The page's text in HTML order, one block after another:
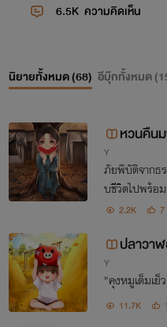
6.5K ความคิดเห็น
นิยายทั้งหมด (68) อีบุ๊กทั้งหมด (
หวนคืน
Y
ภัยพิบัติจากธ
บชีวิตไปพร้อม
ก้แค้นอีกครั้ง
2.2K 7
ปลาวา
Y
"คุงหมูเต็มเย็
11.7K